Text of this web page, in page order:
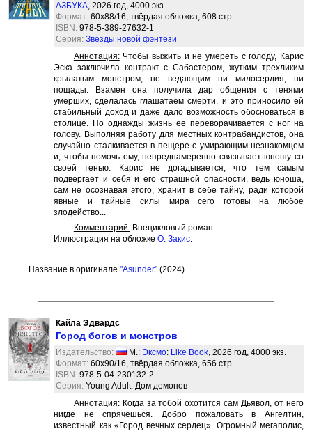
АЗБУКА, 2026 год, 4000 экз.
Формат: 60x88/16, твёрдая обложка, 608 стр.
ISBN: 978-5-389-27632-1
Серия: Звёзды новой фэнтези
Аннотация:Чтобы выжить и не умереть с голоду, Карис
Эска заключила контракт с Сабастером, жутким трехликим
крылатым монстром, не ведающим ни милосердия, ни
пощады. Взамен она получила дар общения с тенями
умерших, сделалась глашатаем смерти, и это приносило ей
стабильный доход и даже дало возможность обосноваться в
столице. Но однажды жизнь ее переворачивается с ног на
голову. Выполняя работу для местных контрабандистов, она
случайно сталкивается в пещере с умирающим незнакомцем
и, чтобы помочь ему, непреднамеренно связывает юношу со
своей тенью. Карис не догадывается, что тем самым
подвергает и себя и его страшной опасности, ведь юноша,
сам не осознавая этого, хранит в себе тайну, ради которой
явные и тайные силы мира сего готовы на любое
злодейство...
Комментарий:Внецикловый роман.
Иллюстрация на обложке О. Закис.
Название в оригинале "Asunder"(2024)
Кайла Эдвардс
Город богов и монстров
Издательство: М.: Эксмо: Like Book, 2026 год, 4000 экз.
Формат: 60x90/16, твёрдая обложка, 656 стр.
ISBN: 978-5-04-230132-2
Серия: Young Adult. Дом демонов
Аннотация:Когда за тобой охотится сам Дьявол, от него
нигде не спрячешься. Добро пожаловать в Ангелтин,
известный как «Город вечных сердец». Огромный мегаполис,